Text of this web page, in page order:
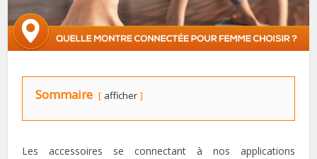
Sommaire afficher
Les accessoires se connectant à nos applications